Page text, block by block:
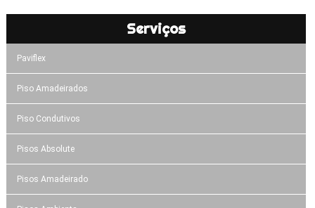
Serviços
Paviflex
Piso Amadeirados
Piso Condutivos
Pisos Absolute
Pisos Amadeirado